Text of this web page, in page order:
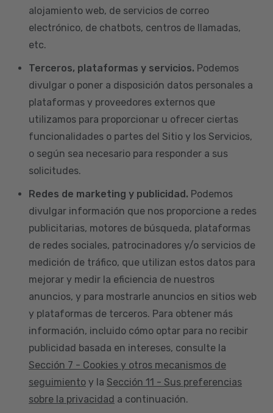
alojamiento web, de servicios de correo
electrónico, de chatbots, centros de llamadas,
etc.
Terceros, plataformas y servicios. Podemos
divulgar o poner a disposición datos personales a
plataformas y proveedores externos que
utilizamos para proporcionar u ofrecer ciertas
funcionalidades o partes del Sitio y los Servicios,
o según sea necesario para responder a sus
solicitudes.
Redes de marketing y publicidad. Podemos
divulgar información que nos proporcione a redes
publicitarias, motores de búsqueda, plataformas
de redes sociales, patrocinadores y/o servicios de
medición de tráfico, que utilizan estos datos para
mejorar y medir la eficiencia de nuestros
anuncios, y para mostrarle anuncios en sitios web
y plataformas de terceros. Para obtener más
información, incluido cómo optar para no recibir
publicidad basada en intereses, consulte la
Sección 7 - Cookies y otros mecanismos de
seguimiento y la Sección 11 - Sus preferencias
sobre la privacidad a continuación.